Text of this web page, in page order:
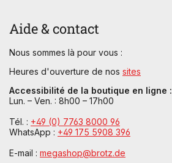
Aide & contact
Nous sommes là pour vous :
Heures d'ouverture de nos sites
Accessibilité de la boutique en ligne :
Lun. – Ven. : 8h00 – 17h00
Tél. : +49 (0) 7763 8000 96
WhatsApp : +49 175 5908 396
E-mail : megashop@brotz.de